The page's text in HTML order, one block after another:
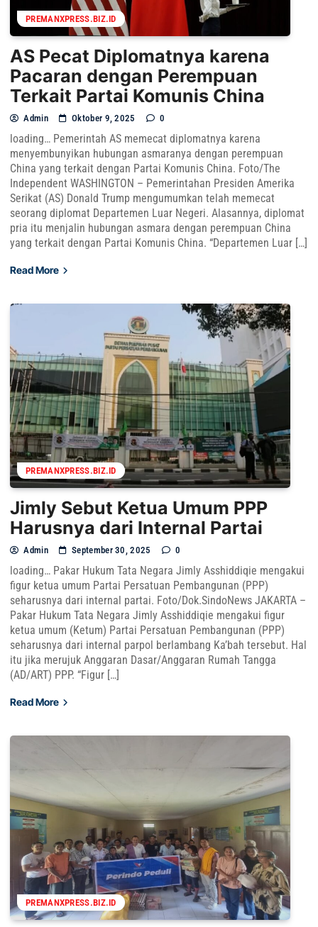
PREMANXPRESS.BIZ.ID
AS Pecat Diplomatnya karena
Pacaran dengan Perempuan
Terkait Partai Komunis China
Admin Oktober 9, 2025 0
loading… Pemerintah AS memecat diplomatnya karena
menyembunyikan hubungan asmaranya dengan perempuan
China yang terkait dengan Partai Komunis China. Foto/The
Independent WASHINGTON – Pemerintahan Presiden Amerika
Serikat (AS) Donald Trump mengumumkan telah memecat
seorang diplomat Departemen Luar Negeri. Alasannya, diplomat
pria itu menjalin hubungan asmara dengan perempuan China
yang terkait dengan Partai Komunis China. “Departemen Luar […]
Read More
PREMANXPRESS.BIZ.ID
Jimly Sebut Ketua Umum PPP
Harusnya dari Internal Partai
Admin September 30, 2025 0
loading… Pakar Hukum Tata Negara Jimly Asshiddiqie mengakui
figur ketua umum Partai Persatuan Pembangunan (PPP)
seharusnya dari internal partai. Foto/Dok.SindoNews JAKARTA –
Pakar Hukum Tata Negara Jimly Asshiddiqie mengakui figur
ketua umum (Ketum) Partai Persatuan Pembangunan (PPP)
seharusnya dari internal parpol berlambang Ka’bah tersebut. Hal
itu jika merujuk Anggaran Dasar/Anggaran Rumah Tangga
(AD/ART) PPP. “Figur […]
Read More
PREMANXPRESS.BIZ.ID